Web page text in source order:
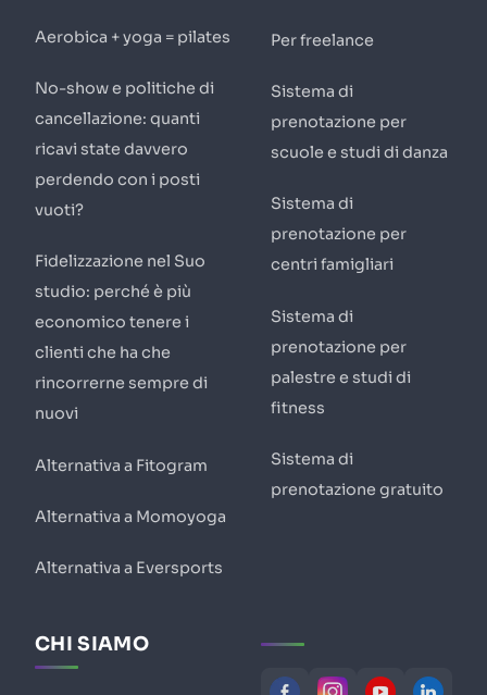
Aerobica + yoga = pilates
No-show e politiche di
cancellazione: quanti
ricavi state davvero
perdendo con i posti
vuoti?
Fidelizzazione nel Suo
studio: perché è più
economico tenere i
clienti che ha che
rincorrerne sempre di
nuovi
Alternativa a Fitogram
Alternativa a Momoyoga
Alternativa a Eversports
Per freelance
Sistema di
prenotazione per
scuole e studi di danza
Sistema di
prenotazione per
centri famigliari
Sistema di
prenotazione per
palestre e studi di
fitness
Sistema di
prenotazione gratuito
CHI SIAMO